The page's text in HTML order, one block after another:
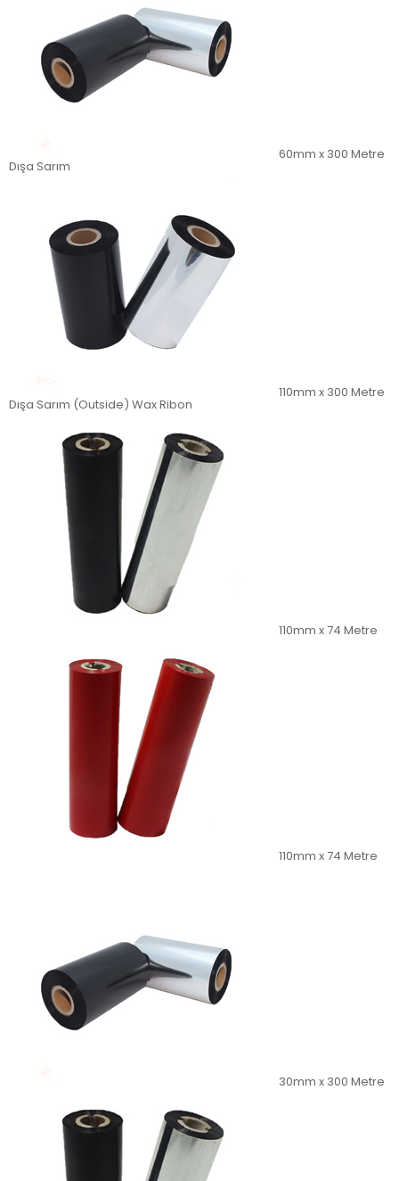
60mm x 300 Metre
Dışa Sarım
110mm x 300 Metre
Dışa Sarım (Outside) Wax Ribon
110mm x 74 Metre
110mm x 74 Metre
30mm x 300 Metre